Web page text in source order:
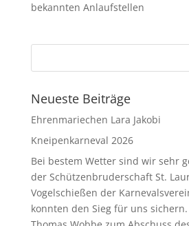
bekannten Anlaufstellen
Neueste Beiträge
Ehrenmariechen Lara Jakobi
Kneipenkarneval 2026
Bei bestem Wetter sind wir sehr
der Schützenbruderschaft St.
Vogelschießen der
konnten den Sieg für uns